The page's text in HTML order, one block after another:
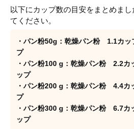
以下にカップ数の目安をまとめま
てください。
・パン粉50g：乾燥パン粉 1.1カ
プ
・パン粉100 g：乾燥パン粉 2.2
ップ
・パン粉200 g：乾燥パン粉 4.4
プ
・パン粉300 g：乾燥パン粉 6.7
ップ